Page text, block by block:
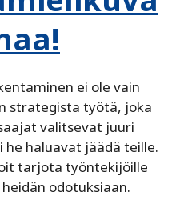
ei ole vain
strategista työtä, joka
valitsevat juuri
haluavat jäädä teille.
tarjota työntekijöille
odotuksiaan.